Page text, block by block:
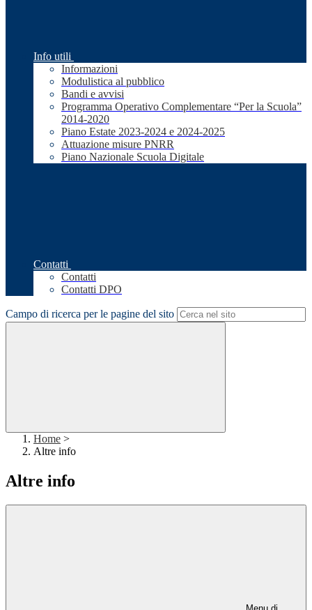
Info utili
Informazioni
Modulistica al pubblico
Bandi e avvisi
Programma Operativo Complementare “Per la Scuola”
2014-2020
Piano Estate 2023-2024 e 2024-2025
Attuazione misure PNRR
Piano Nazionale Scuola Digitale
Contatti
Contatti
Contatti DPO
Campo di ricerca per le pagine del sito
Home >
Altre info
Altre info